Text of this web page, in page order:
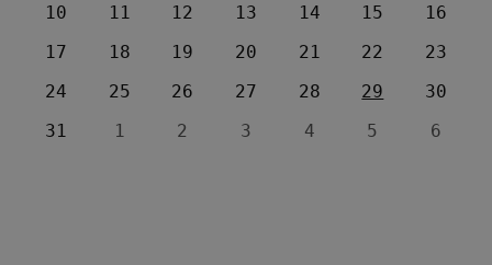
10
11 12 13 14 15
16
17
18 19 20 21 22
23
24
25 26 27 28 29
30
31
1 2 3 4 5 6